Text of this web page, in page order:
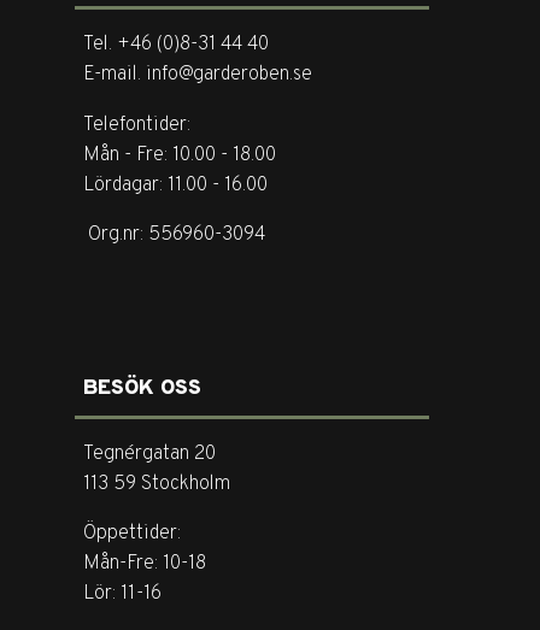
Tel. +46 (0)8-31 44 40
E-mail. info@garderoben.se
Telefontider:
Mån - Fre: 10.00 - 18.00
Lördagar: 11.00 - 16.00
Org.nr: 556960-3094
BESÖK OSS
Tegnérgatan 20
113 59 Stockholm
Öppettider:
Mån-Fre: 10-18
Lör: 11-16